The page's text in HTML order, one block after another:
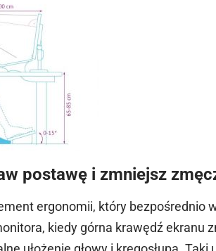
postawę i zmniejsz
ergonomii, który bezpośrednio
kiedy górna krawędź ekranu